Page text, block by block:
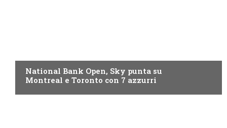
National Bank Open, Sky punta su
Montreal e Toronto con 7 azzurri